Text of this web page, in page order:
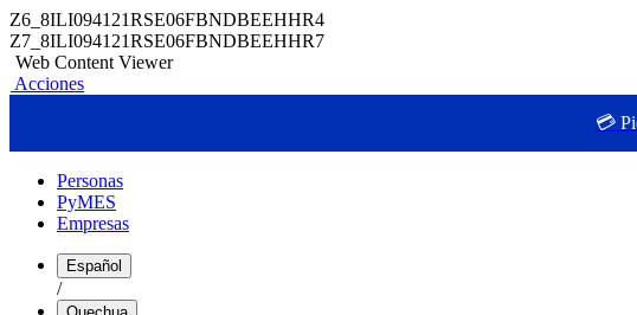
Z6_8ILI094121RSE06FBNDBEEHHR4
Z7_8ILI094121RSE06FBNDBEEHHR7
Web Content Viewer
Acciones
💳
Personas
PyMES
Empresas
Español
/